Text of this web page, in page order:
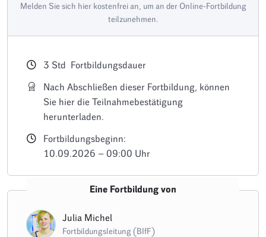
Melden Sie sich hier kostenfrei an, um an der Online-Fortbildung
teilzunehmen.
3 Std Fortbildungsdauer
Nach Abschließen dieser Fortbildung, können
Sie hier die Teilnahmebestätigung
herunterladen.
Fortbildungsbeginn:
10.09.2026 – 09:00 Uhr
Eine Fortbildung von
Julia Michel
Fortbildungsleitung (BIfF)